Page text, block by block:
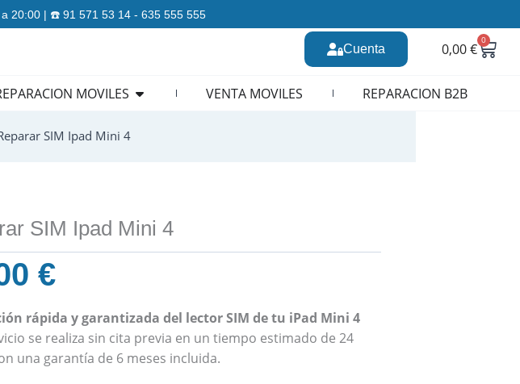
20:00 | ☎️ 91 571 53 14 - 635 555 555
Cuenta 0,00€
0
MOVILES Open CURSOS REPARACION MOVILES
VENTA MOVILES REPARACION B2B
SIM Ipad Mini 4
SIM Ipad Mini 4
€
rápida y garantizada del lector SIM de tu iPad Mini 4
se realiza sin cita previa en un tiempo estimado de 24
una garantía de 6 meses incluida.